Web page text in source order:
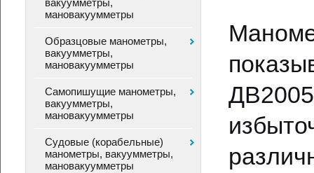
вакуумметры,
мановакуумметры
Образцовые манометры,
вакуумметры,
мановакуумметры
Самопишущие манометры,
вакуумметры,
мановакуумметры
Судовые (корабельные)
манометры, вакуумметры,
мановакуумметры